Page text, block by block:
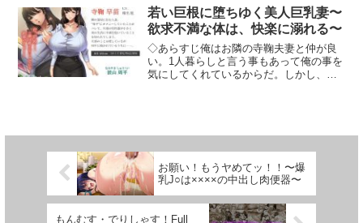
とめパックも同時販売！！─…─…─…
─…─…─…─…─…─…─…─…─…─…─…
─…─…─…─■お気に入りキャラと好きな
体位でプレイできる！ゲームアプリが登
場！！新作【ゲームまとめパック】透明
人間になった俺4まとめ新作【ゲーム】透
パック】透明人間になった俺3まとめ【ゲ
ーム】透明人間になった俺3 ver1 高宮祥
子編【ゲーム】透明人間になった俺3
ver2 天使編【ゲーム】透明人間になった
俺3 ver3 小鳥遊風花編─…─…─…─…─…
─…─…─…─…─…─…─…─…─…─…─…
─…─■コミック中のあんなシーンやこん
くれ物も多い冒険者達。彼らの恨みを買
うよな行為をしていると夜道でひどい目
にあうことも…。様々な困難にも負け
ず、ノルマ達成のために頑張りましょ
う！Hシーンは正常位や騎乗位、後背位を
はじめフェラにパイズリ、アナルセック
イン達のHイベントに加え自慰や痴●など
の立ち絵エロも実装（予定）しておりア
ニメ―ション本数はとても多くなる予定
です。Hシーンは全て効果音付リアルタイ
ムLive2Dアニメーションで、挿入部ズー
ム機能や断面図の有無、陰毛の有無、男
性及び男性器透明度の調整機能等、複数
のみ敵が移動します。ダンジョンでアイ
テムやフラグを回収したら、町でHなイベ
ントが発生します。＃ ボリュームHシー
ン数:6基本CG数:6Hシーン文字数:約1万
6000文字＃ システムイラストは4K解像度
（3840x2160）対応メッセージスキッ
ン・イラスト 椎架ゆの声 藍沢夏癒
Published on Steam by OTAKU Plan
と試したら…。体が熱く疼き出す。理性
が溶けていく感覚に抗えず、彼女は連鎖
する凌●の渦に巻き込まれていく。本作
は、催●・媚薬・輪●を軸としたダークな
凌●ノベルゲーム。主人公の真由美は、ク
ールで知的なキャリアウーマンとして描
れない吐息…。彼女の理性が崩壊してい
く過程を、詳細な心理描写とビジュアル
で追体験できるのが最大の魅力です。ス
トーリーはプロローグから第4章まで、選
択肢による分岐がたのしい。プロローグ
では、真由美の完璧な日常が綻び始める
様子を描く。第1章「甘い罠、誘いの指
若い巨根に堕ちゆく美人巨乳妻〜
欲求不満な体は、快楽に溺れる〜
◇あらすじ俺はお隣の寺鞠夫妻と仲が良
い。1人暮らしと言う事もあって俺の事を
気にしてくれているからだ。しかし、俺
色香を放っていた。薬指に光るたった一
つの輪が、彼女の身体を縛っていると思
うと、もうたまらない……。ある日、旦
那さんから1通のメールが届いた。『実家
から野菜が送られて来たんだ。大学が終
わったら取りにおいで』俺は少し考え
る。時間的に司さんは会社で早苗さんは
お願い！もうヤめてッ！！〜爆
乳J○は××××の中出し肉便器〜
もんむす・でりしゃす！Full